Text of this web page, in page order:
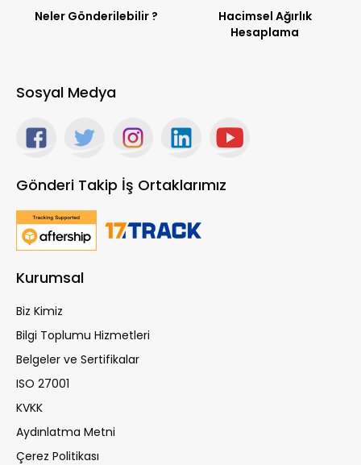
Neler Gönderilebilir ?
Hacimsel Ağırlık
Hesaplama
Sosyal Medya
Gönderi Takip İş Ortaklarımız
Kurumsal
Biz Kimiz
Bilgi Toplumu Hizmetleri
Belgeler ve Sertifikalar
ISO 27001
KVKK
Aydınlatma Metni
Çerez Politikası